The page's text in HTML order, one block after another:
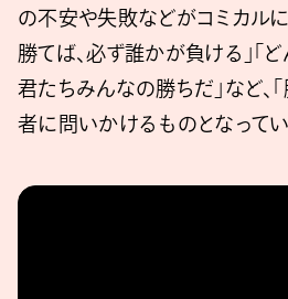
の不安や失敗などがコミカル
勝てば、必ず誰かが負ける」「
君たちみんなの勝ちだ」など、
者に問いかけるものとなってい